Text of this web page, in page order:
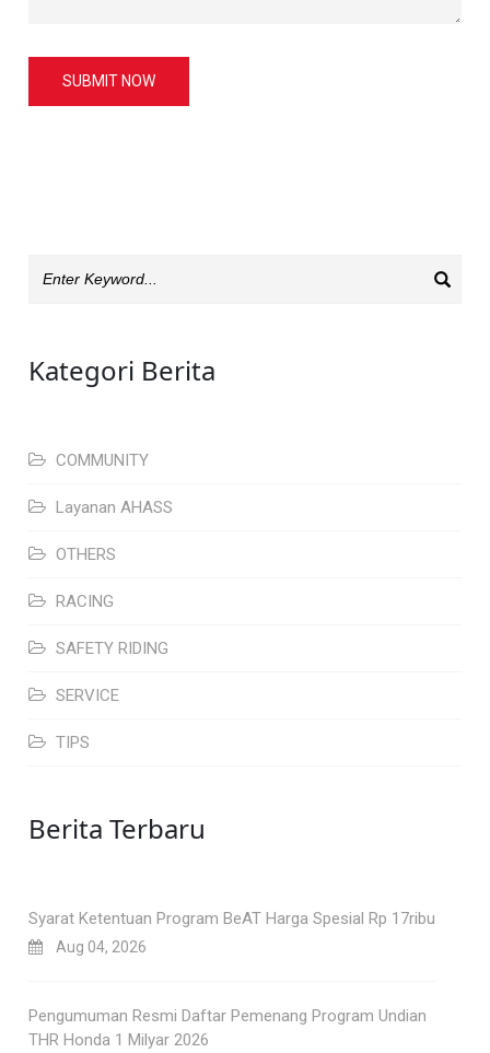
SUBMIT NOW
Kategori Berita
COMMUNITY
Layanan AHASS
OTHERS
RACING
SAFETY RIDING
SERVICE
TIPS
Berita Terbaru
Syarat Ketentuan Program BeAT Harga Spesial Rp 17ribu
Aug 04, 2026
Pengumuman Resmi Daftar Pemenang Program Undian
THR Honda 1 Milyar 2026